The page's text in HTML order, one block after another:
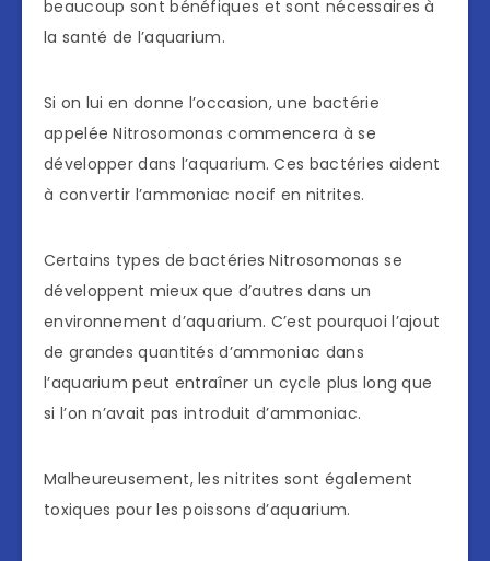
beaucoup sont bénéfiques et sont nécessaires à
la santé de l’aquarium.
Si on lui en donne l’occasion, une bactérie
appelée Nitrosomonas commencera à se
développer dans l’aquarium. Ces bactéries aident
à convertir l’ammoniac nocif en nitrites.
Certains types de bactéries Nitrosomonas se
développent mieux que d’autres dans un
environnement d’aquarium. C’est pourquoi l’ajout
de grandes quantités d’ammoniac dans
l’aquarium peut entraîner un cycle plus long que
si l’on n’avait pas introduit d’ammoniac.
Malheureusement, les nitrites sont également
toxiques pour les poissons d’aquarium.